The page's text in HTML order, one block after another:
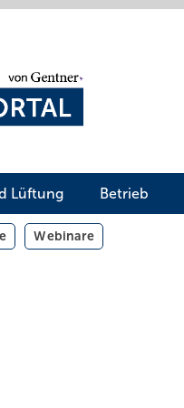
Lüftung Betrieb
Webinare